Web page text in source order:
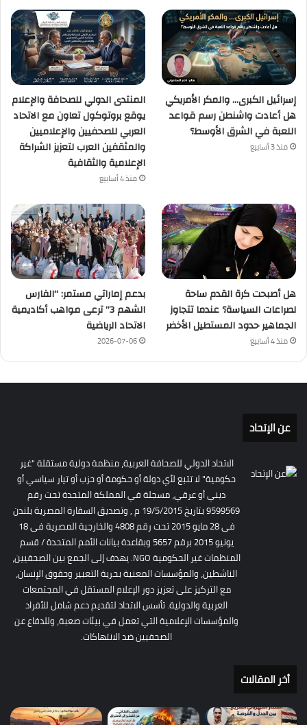
إسرائيل الكبرى… والمكر الأمريكي
هل أعادت واشنطن رسم قواعد
اللعبة في الشرق الأوسط؟
منذ 3 أسابيع
المنتدى الدولي للصحافة والإعلام
يوقع بروتوكول تعاون مع الاتحاد
العربي للصحفيين والإعلاميين
والمثقفين العرب لتعزيز الشراكة
الإعلامية والثقافية
منذ 4 أسابيع
هل أصبحت كرة القدم ساحة
لصراعات السياسة؟ عندما تتجاوز
الجماهير حدود المستطيل الأخضر
منذ 4 أسابيع
بدعم إماراتي مستمر: “الفارس
الشهم 3” ترعى مواهب أكاديمية
الاتحاد الرياضية
2026-07-06
عن الإتحاد
الاتحاد الدولي للصحافة العربية، منظمة دولية مستقلة "غير
حكومية" لا تتبع لأي دولة أو حكومة أو حزب أو تيار سياسي أو
ديني أو عرقي، مسجلة في المملكة المتحدة تحت رقم
9599569 بتاريخ 19/5/2015 م , وتصديق السفارة المصرية بلندن
فى 28 مايو 2015 تحت رقم 4808 والخارجية المصرية فى 18
يونيو 2015 برقم 5657 وبقاعدة بيانات الأمم المتحدة / قسم
المنظمات غير الحكومية NGO. يهدف إلى الجمع بين الصحفيين،
الناشطين، والمؤسسات المعنية بحرية التعبير وحقوق الإنسان،
مع التركيز على تعزيز دور الإعلام المستقل في المجتمعات
العربية والدولية. تأسس الاتحاد لتقديم دعم شامل للأفراد
والمؤسسات الإعلامية التي تعمل في بيئات صعبة، وللدفاع عن
الصحفيين ضد الانتهاكات.
أخر المقالات